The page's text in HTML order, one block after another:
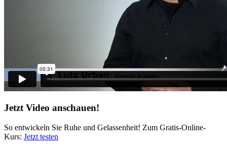
Jetzt Video anschauen!
So entwickeln Sie Ruhe und Gelassenheit! Zum Gratis-Online-
Kurs: Jetzt testen